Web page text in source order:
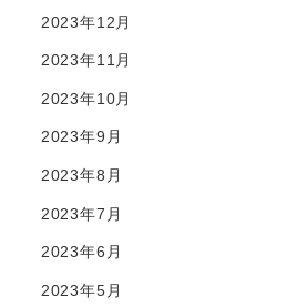
2023年12月
2023年11月
2023年10月
2023年9月
2023年8月
2023年7月
2023年6月
2023年5月